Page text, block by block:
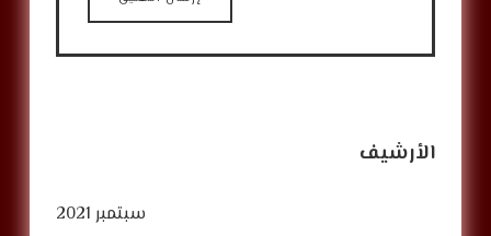
الأرشيف
سبتمبر 2021